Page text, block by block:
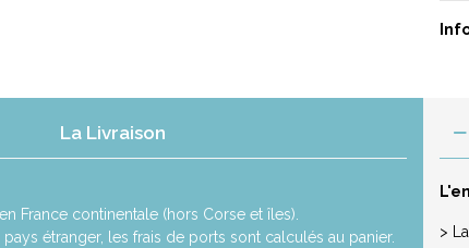
La Livraison
France continentale (hors Corse et îles).
étranger, les frais de ports sont calculés au panier.
>